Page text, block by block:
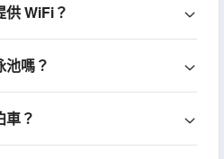
WiFi？
嗎？
車？